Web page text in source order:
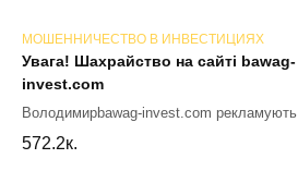
МОШЕННИЧЕСТВО В ИНВЕСТИЦИЯХ
Увага! Шахрайство на сайті bawag-
invest.com
Володимирbawag-invest.com рекламують
572.2к.